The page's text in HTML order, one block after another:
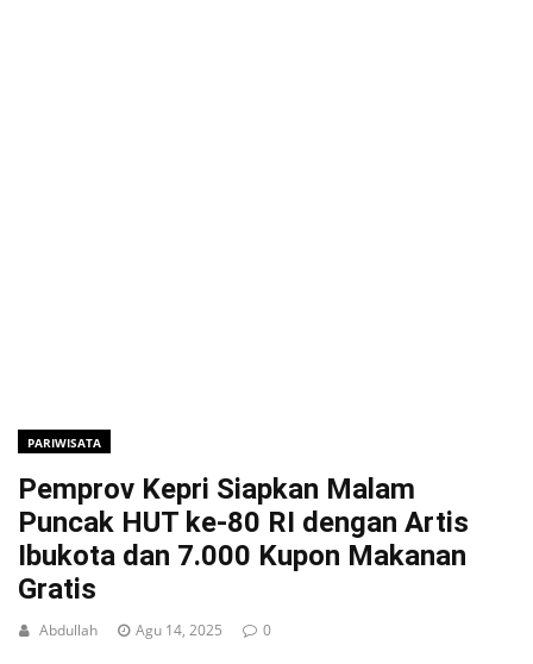
PARIWISATA
Pemprov Kepri Siapkan Malam
Puncak HUT ke-80 RI dengan Artis
Ibukota dan 7.000 Kupon Makanan
Gratis
Abdullah Agu 14, 2025 0